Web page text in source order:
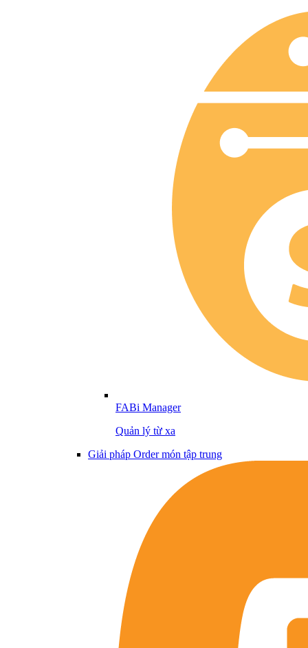
FABi Manager
Quản lý từ xa
Giải pháp Order món tập trung